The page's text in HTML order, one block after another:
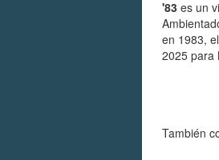
'83 es un
en 1983,
2025 para
También